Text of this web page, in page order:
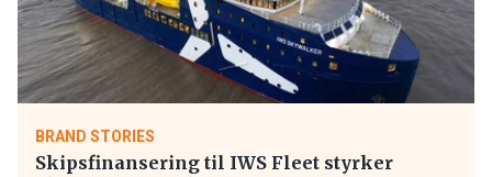
BRAND STORIES
Skipsfinansering til IWS Fleet styrker